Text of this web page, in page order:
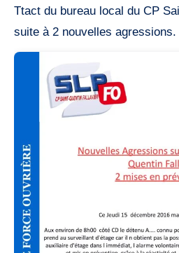
Ttact du bureau local du CP
suite à 2 nouvelles agressions.